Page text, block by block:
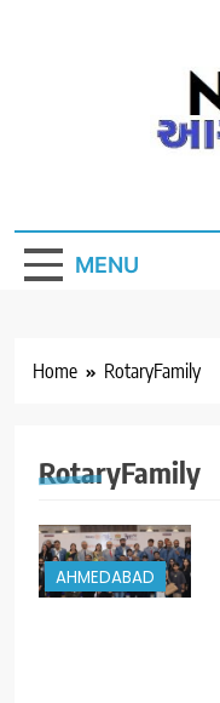
MENU
Home RotaryFamily
RotaryFamily
AHMEDABAD